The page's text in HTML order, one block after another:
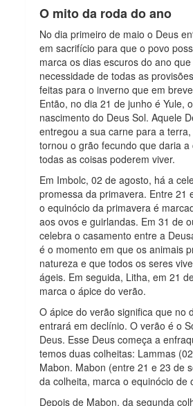
O mito da roda do ano
No dia primeiro de maio o Deus
em sacrifício para que o povo
marca os dias escuros do ano
necessidade de todas as
feitas para o inverno que em
Então, no dia 21 de junho é Yule,
nascimento do Deus Sol. Aquele
entregou a sua carne para a
tornou o grão fecundo que daria
todas as coisas poderem viver.
Em Imbolc, 02 de agosto, há a
promessa da primavera. Entre 21
o equinócio da primavera é
aos ovos e guirlandas. Em 31 de
celebra o casamento entre a
é o momento em que os animais
natureza e que todos os seres
ágeis. Em seguida, Litha, em 21
marca o ápice do verão.
O ápice do verão significa que no
entrará em declínio. O verão é o
Deus. Esse Deus começa a
temos duas colheitas: Lammas
Mabon. Mabon (entre 21 e 23 de
da colheita, marca o equinócio de
Depois de Mabon, da segunda